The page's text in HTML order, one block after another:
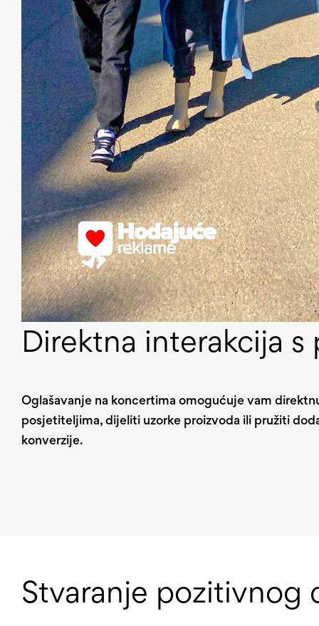
Direktna interakcija
Oglašavanje na koncertima omogućuje vam
posjetiteljima, dijeliti uzorke proizvoda ili pružiti
konverzije.
Stvaranje pozitivnog